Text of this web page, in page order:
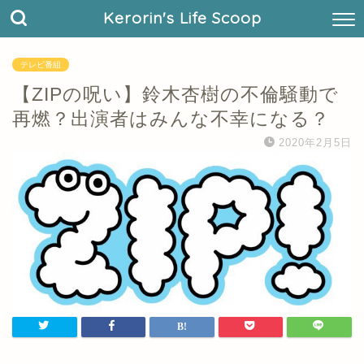
Kerorin's Life Scoop
テレビ番組
【ZIPの呪い】鈴木杏樹の不倫騒動で
再燃？出演者はみんな不幸になる？
2020年2月5日